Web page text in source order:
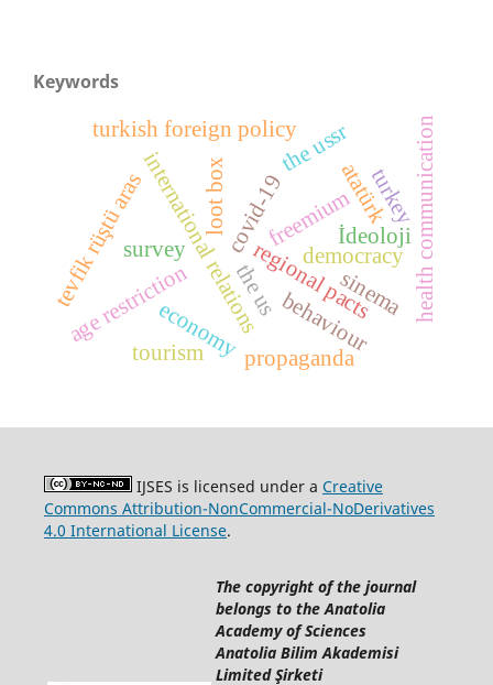
Keywords
loot box
survey freemiumatatürk
international relationsregional pacts
turkish foreign policy
tevfik rüştü aras covid-19 democracy
the ussr
the us
turkey
age restrictioneconomy behaviour health communication
propaganda
İdeoloji
sinema
tourism
IJSES is licensed under a Creative
Commons Attribution-NonCommercial-NoDerivatives
4.0 International License.
The copyright of the journal
belongs to the Anatolia
Academy of Sciences
Anatolia Bilim Akademisi
Limited Şirketi